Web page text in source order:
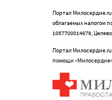
Портал
облагаемых налогом
1057700014679,
Портал
помощи «Милосердие»